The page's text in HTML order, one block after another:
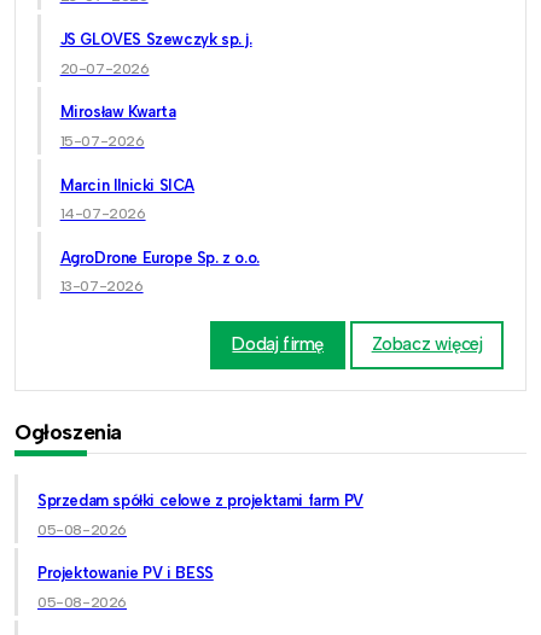
JS GLOVES Szewczyk sp. j.
20-07-2026
Mirosław Kwarta
15-07-2026
Marcin Ilnicki SICA
14-07-2026
AgroDrone Europe Sp. z o.o.
13-07-2026
Dodaj firmę Zobacz więcej
Ogłoszenia
Sprzedam spółki celowe z projektami farm PV
05-08-2026
Projektowanie PV i BESS
05-08-2026